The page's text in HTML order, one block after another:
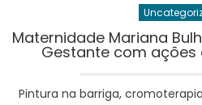
Maternidade Mariana
Gestante com ações
Pintura na barriga,